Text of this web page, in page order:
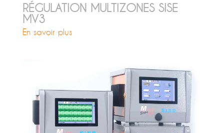
RÉGULATION MULTIZONES SISE
MV3
En savoir plus